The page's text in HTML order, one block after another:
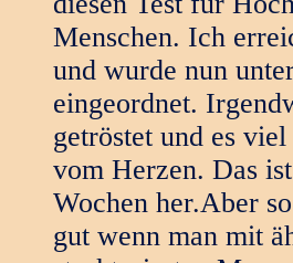
Menschen. Ich
und wurde nun
eingeordnet.
getröstet und es
vom Herzen. Das
Wochen her.Aber
gut wenn man mit